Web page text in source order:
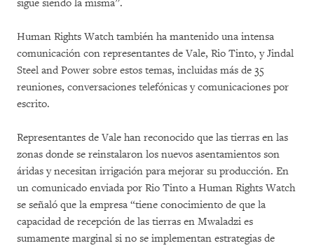
sigue siendo la misma”.
Human Rights Watch también ha mantenido una intensa
comunicación con representantes de Vale, Rio Tinto, y Jindal
Steel and Power sobre estos temas, incluidas más de 35
reuniones, conversaciones telefónicas y comunicaciones por
escrito.
Representantes de Vale han reconocido que las tierras en las
zonas donde se reinstalaron los nuevos asentamientos son
áridas y necesitan irrigación para mejorar su producción. En
un comunicado enviada por Rio Tinto a Human Rights Watch
se señaló que la empresa “tiene conocimiento de que la
capacidad de recepción de las tierras en Mwaladzi es
sumamente marginal si no se implementan estrategias de